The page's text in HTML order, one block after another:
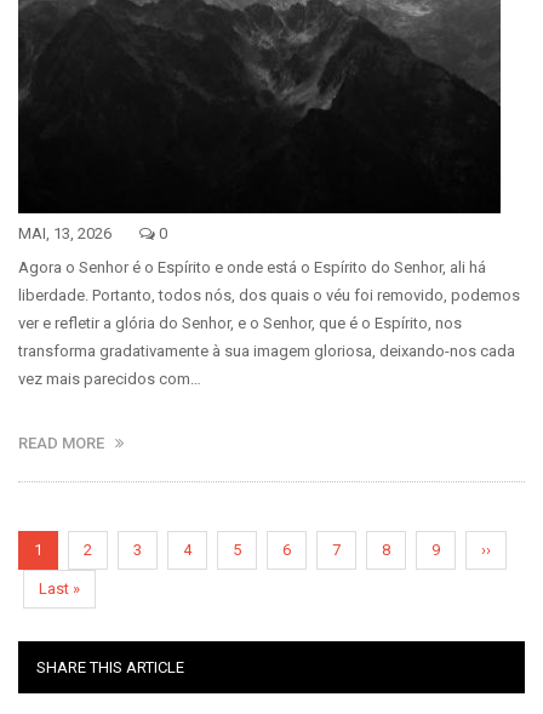
MAI, 13, 2026
0
Agora o Senhor é o Espírito e onde está o Espírito do Senhor, ali há
liberdade. Portanto, todos nós, dos quais o véu foi removido, podemos
ver e refletir a glória do Senhor, e o Senhor, que é o Espírito, nos
transforma gradativamente à sua imagem gloriosa, deixando-nos cada
vez mais parecidos com…
READ MORE
Paginação
Página
atual
1 Página
2 Página
3 Página
4 Página
5 Página
6 Página
7 Página
8 Página
9
Próxima
página
››
Última
página
Last »
SHARE THIS ARTICLE